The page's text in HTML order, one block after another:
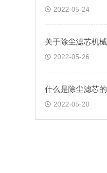
2022-05-24
关于除尘滤芯机
2022-05-26
2022-05-20